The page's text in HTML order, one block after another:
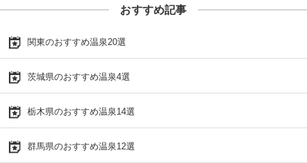
おすすめ記事
関東のおすすめ温泉20選
茨城県のおすすめ温泉4選
栃木県のおすすめ温泉14選
群馬県のおすすめ温泉12選